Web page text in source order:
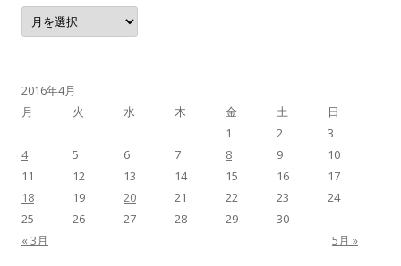
月
別
記
2016年4月
月
火 水 木 金 土
日
1
2
3
4
5 6 7 8 9
10
11
12 13 14 15 16
17
18
19 20 21 22 23
24
25
26 27 28 29
30
« 3月
5月 »